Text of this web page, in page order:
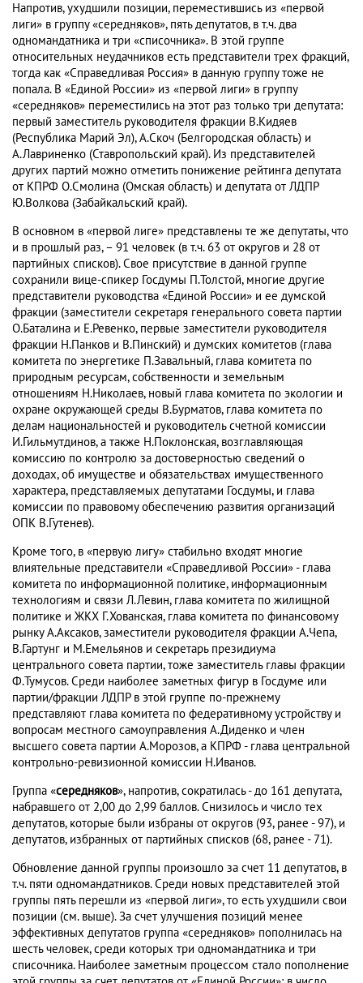
Напротив, ухудшили позиции, переместившись из «первой
лиги» в группу «середняков», пять депутатов, в т.ч. два
одномандатника и три «списочника». В этой группе
относительных неудачников есть представители трех фракций,
тогда как «Справедливая Россия» в данную группу тоже не
попала. В «Единой России» из «первой лиги» в группу
«середняков» переместились на этот раз только три депутата:
первый заместитель руководителя фракции В.Кидяев
(Республика Марий Эл), А.Скоч (Белгородская область) и
А.Лавриненко (Ставропольский край). Из представителей
других партий можно отметить понижение рейтинга депутата
от КПРФ О.Смолина (Омская область) и депутата от ЛДПР
Ю.Волкова (Забайкальский край).
В основном в «первой лиге» представлены те же депутаты, что
и в прошлый раз, – 91 человек (в т.ч. 63 от округов и 28 от
партийных списков). Свое присутствие в данной группе
сохранили вице-спикер Госдумы П.Толстой, многие другие
представители руководства «Единой России» и ее думской
фракции (заместители секретаря генерального совета партии
О.Баталина и Е.Ревенко, первые заместители руководителя
фракции Н.Панков и В.Пинский) и думских комитетов (глава
комитета по энергетике П.Завальный, глава комитета по
природным ресурсам, собственности и земельным
отношениям Н.Николаев, новый глава комитета по экологии и
охране окружающей среды В.Бурматов, глава комитета по
делам национальностей и руководитель счетной комиссии
И.Гильмутдинов, а также Н.Поклонская, возглавляющая
комиссию по контролю за достоверностью сведений о
доходах, об имуществе и обязательствах имущественного
характера, представляемых депутатами Госдумы, и глава
комиссии по правовому обеспечению развития организаций
ОПК В.Гутенев).
Кроме того, в «первую лигу» стабильно входят многие
влиятельные представители «Справедливой России» - глава
комитета по информационной политике, информационным
технологиям и связи Л.Левин, глава комитета по жилищной
политике и ЖКХ Г.Хованская, глава комитета по финансовому
рынку А.Аксаков, заместители руководителя фракции А.Чепа,
В.Гартунг и М.Емельянов и секретарь президиума
центрального совета партии, тоже заместитель главы фракции
Ф.Тумусов. Среди наиболее заметных фигур в Госдуме или
партии/фракции ЛДПР в этой группе по-прежнему
представляют глава комитета по федеративному устройству и
вопросам местного самоуправления А.Диденко и член
высшего совета партии А.Морозов, а КПРФ - глава центральной
контрольно-ревизионной комиссии Н.Иванов.
Группа «середняков», напротив, сократилась - до 161 депутата,
набравшего от 2,00 до 2,99 баллов. Снизилось и число тех
депутатов, которые были избраны от округов (93, ранее - 97), и
депутатов, избранных от партийных списков (68, ранее - 71).
Обновление данной группы произошло за счет 11 депутатов, в
т.ч. пяти одномандатников. Среди новых представителей этой
группы пять перешли из «первой лиги», то есть ухудшили свои
позиции (см. выше). За счет улучшения позиций менее
эффективных депутатов группа «середняков» пополнилась на
шесть человек, среди которых три одномандатника и три
списочника. Наиболее заметным процессом стало пополнение